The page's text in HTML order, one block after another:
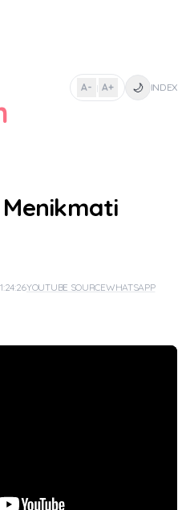
A- | A+ 🌙 INDEX
YOUTUBE SOURCEWHATSAPP